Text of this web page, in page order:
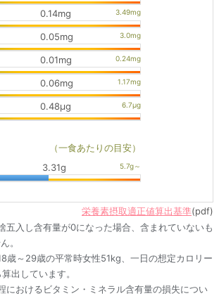
0.14mg
0.05mg
0.01mg
0.06mg
0.48μg
（一食あたりの目安）
3.31g
栄養素摂取適正値算出基準(pdf)
五入し含有量が0になった場合、含まれていないも
。
歳～29歳の平常時女性51kg、一日の想定カロリー
出しています。
におけるビタミン・ミネラル含有量の損失につい